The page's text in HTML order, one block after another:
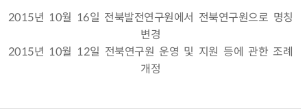
2015년 10월 16일 전북발전연구원에서 전북연구원으로 명칭
변경
2015년 10월 12일 전북연구원 운영 및 지원 등에 관한 조례
개정